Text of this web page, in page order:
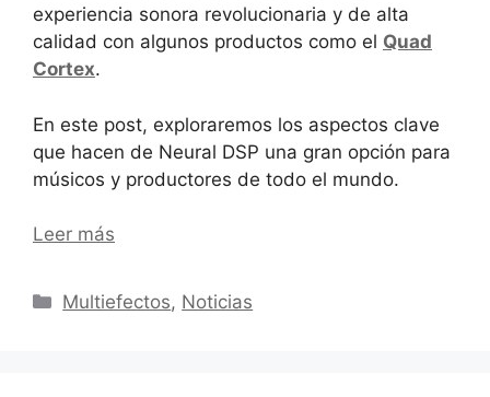
experiencia sonora revolucionaria y de alta
calidad con algunos productos como el Quad
Cortex.
En este post, exploraremos los aspectos clave
que hacen de Neural DSP una gran opción para
músicos y productores de todo el mundo.
Leer más
Categorías
Multiefectos, Noticias